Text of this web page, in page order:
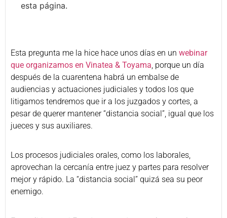
esta página.
Esta pregunta me la hice hace unos días en un webinar
que organizamos en Vinatea & Toyama, porque un día
después de la cuarentena habrá un embalse de
audiencias y actuaciones judiciales y todos los que
litigamos tendremos que ir a los juzgados y cortes, a
pesar de querer mantener “distancia social”, igual que los
jueces y sus auxiliares.
Los procesos judiciales orales, como los laborales,
aprovechan la cercanía entre juez y partes para resolver
mejor y rápido. La “distancia social” quizá sea su peor
enemigo.